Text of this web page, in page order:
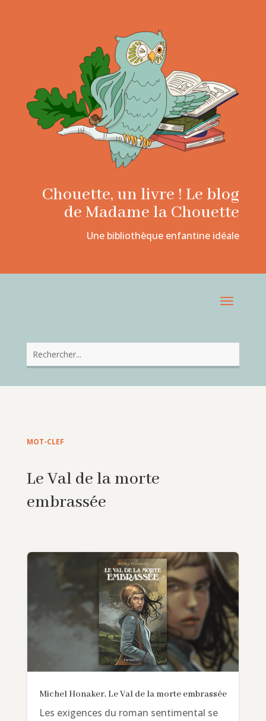
Chouette, un livre ! Le blog
de Madame la Chouette
Une bibliothèque enfantine idéale
MOT-CLEF
Le Val de la morte
embrassée
Michel Honaker, Le Val de la morte embrassée
Les exigences du roman sentimental se